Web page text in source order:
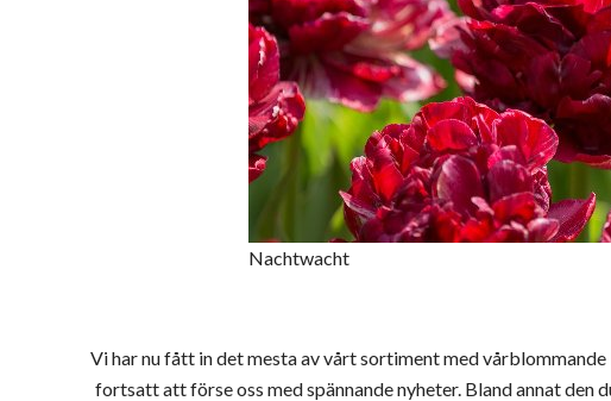
Nachtwacht
Vi har nu fått in det mesta av vårt sortiment med
fortsatt att förse oss med spännande nyheter. Bland annat